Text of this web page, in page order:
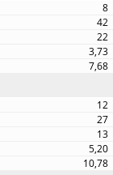
8
42
22
3,73
7,68
12
27
13
5,20
10,78